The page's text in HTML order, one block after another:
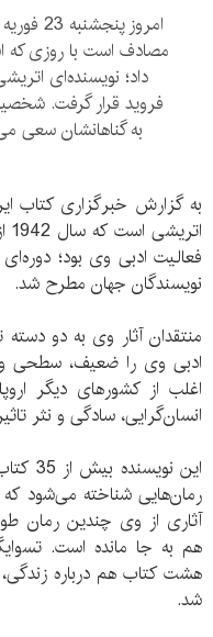
مصادف است با روزی که
داد؛ نویسنده‌ای
فروید قرار گرفت.
به گناهانشان سعی
به گزارش خبرگزاری کتاب
فعالیت ادبی وی بود؛
نویسندگان جهان مطرح شد.
منتقدان آثار وی به دو
ادبی وی را ضعیف، سطحی
اغلب از کشورهای دیگر
انسان‌گرایی، سادگی و نثر
این
رمان‌هایی شناخته می‌شود
آثاری از وی چندین رمان
هم به جا مانده است.
هشت کتاب هم درباره زندگی،
شد.